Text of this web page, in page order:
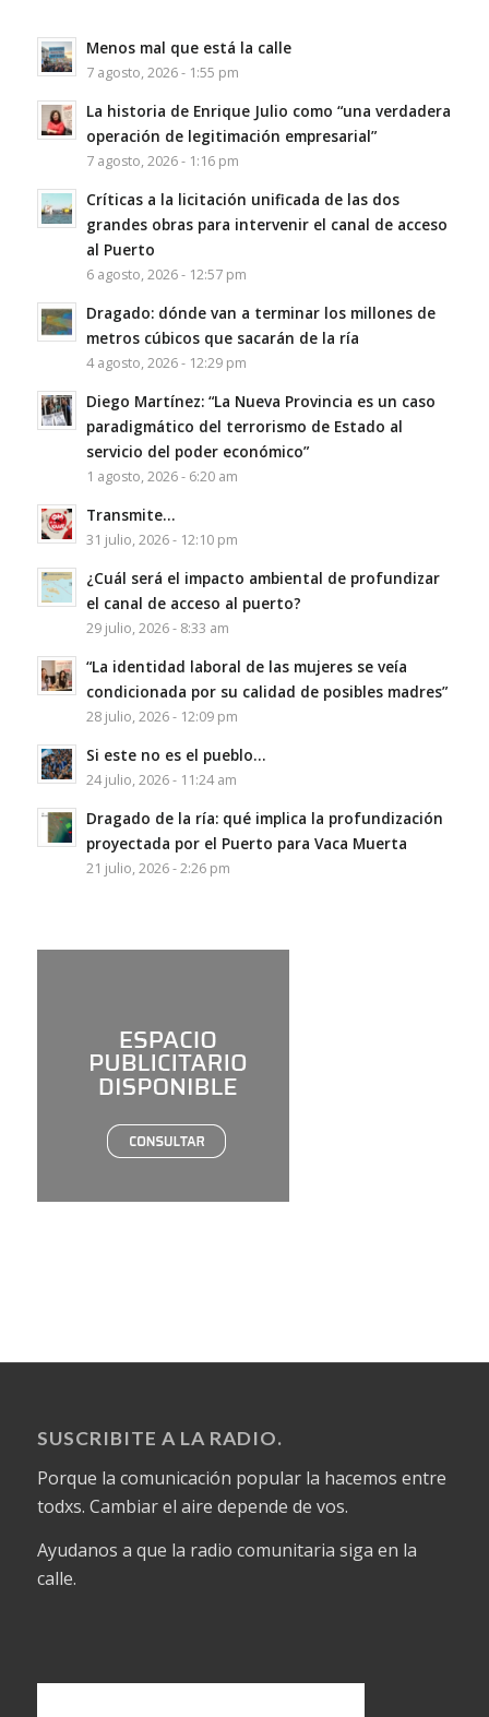
Menos mal que está la calle
7 agosto, 2026 - 1:55 pm
La historia de Enrique Julio como “una verdadera
operación de legitimación empresarial”
7 agosto, 2026 - 1:16 pm
Críticas a la licitación unificada de las dos
grandes obras para intervenir el canal de acceso
al Puerto
6 agosto, 2026 - 12:57 pm
Dragado: dónde van a terminar los millones de
metros cúbicos que sacarán de la ría
4 agosto, 2026 - 12:29 pm
Diego Martínez: “La Nueva Provincia es un caso
paradigmático del terrorismo de Estado al
servicio del poder económico”
1 agosto, 2026 - 6:20 am
Transmite…
31 julio, 2026 - 12:10 pm
¿Cuál será el impacto ambiental de profundizar
el canal de acceso al puerto?
29 julio, 2026 - 8:33 am
“La identidad laboral de las mujeres se veía
condicionada por su calidad de posibles madres”
28 julio, 2026 - 12:09 pm
Si este no es el pueblo…
24 julio, 2026 - 11:24 am
Dragado de la ría: qué implica la profundización
proyectada por el Puerto para Vaca Muerta
21 julio, 2026 - 2:26 pm
SUSCRIBITE A LA RADIO.
Porque la comunicación popular la hacemos entre
todxs. Cambiar el aire depende de vos.
Ayudanos a que la radio comunitaria siga en la
calle.